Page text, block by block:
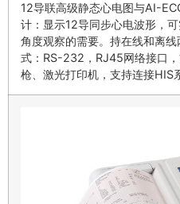
12导联高级静态心电图与AI-
计：显示12导同步心电波形，
角度观察的需要。持在线和离
式：RS-232，RJ45网络接口
枪、激光打印机，支持连接HIS